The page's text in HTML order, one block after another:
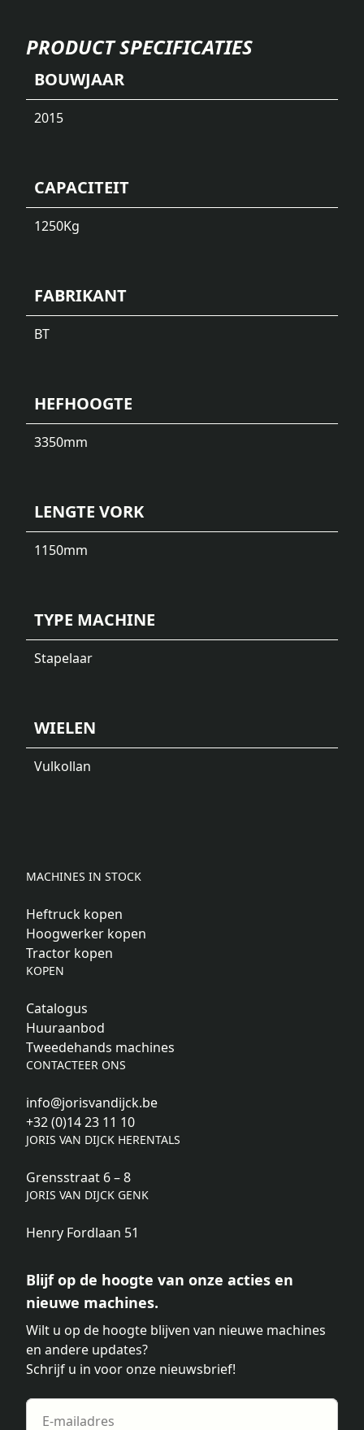
PRODUCT SPECIFICATIES
BOUWJAAR
2015
CAPACITEIT
1250Kg
FABRIKANT
BT
HEFHOOGTE
3350mm
LENGTE VORK
1150mm
TYPE MACHINE
Stapelaar
WIELEN
Vulkollan
MACHINES IN STOCK
Heftruck kopen
Hoogwerker kopen
Tractor kopen
KOPEN
Catalogus
Huuraanbod
Tweedehands machines
CONTACTEER ONS
info@jorisvandijck.be
+32 (0)14 23 11 10
JORIS VAN DIJCK HERENTALS
Grensstraat 6 – 8
JORIS VAN DIJCK GENK
Henry Fordlaan 51
Blijf op de hoogte van onze acties en
nieuwe machines.
Wilt u op de hoogte blijven van nieuwe machines
en andere updates?
Schrijf u in voor onze nieuwsbrief!